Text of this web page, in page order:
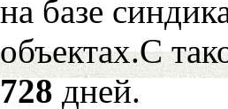
на базе
объектах.С
728дней.